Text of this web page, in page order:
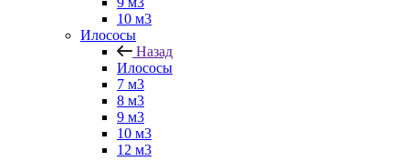
10 м3
Илососы
Назад
Илососы
7 м3
8 м3
9 м3
10 м3
12 м3